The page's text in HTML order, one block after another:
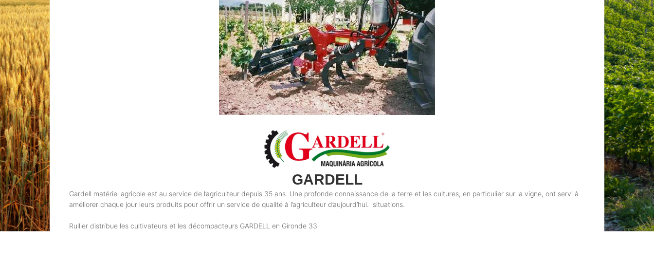
GARDELL
Gardell matériel agricole est au service de l’agriculteur depuis 35 ans. Une profonde connaissance de la terre et les cultures, en particulier sur la vigne, ont servi à
améliorer chaque jour leurs produits pour offrir un service de qualité à l’agriculteur d’aujourd’hui. situations.
Rullier distribue les cultivateurs et les décompacteurs GARDELL en Gironde 33